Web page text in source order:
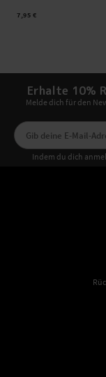
7,95 €
Erhalte 10%
Melde dich für den
Indem du dich